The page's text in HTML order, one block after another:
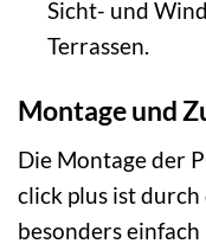
Sicht- und
Terrassen.
Montage und
Die Montage der
click plus ist
besonders